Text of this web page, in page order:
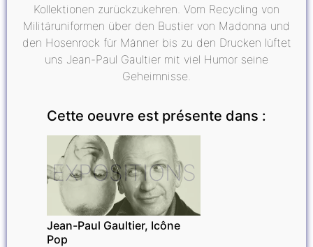
Kollektionen zurückzukehren. Vom Recycling von
Militäruniformen über den Bustier von Madonna und
den Hosenrock für Männer bis zu den Drucken lüftet
uns Jean-Paul Gaultier mit viel Humor seine
Geheimnisse.
Cette oeuvre est présente dans :
EXPOSITIONS
Jean-Paul Gaultier, Icône
Pop